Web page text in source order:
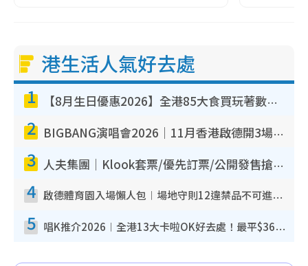
港生活人氣好去處
1 【8月生日優惠2026】全港85大食買玩著數攻略 自助餐/火鍋放題同行免費＋誠品/DONKI送現金券
2 BIGBANG演唱會2026｜11月香港啟德開3場！實名制VIP申請、優先購票攻略
3 人夫集團｜Klook套票/優先訂票/公開發售搶飛攻略！附票價.購票連結.場地座位表
4 啟德體育園入場懶人包︱場地守則12違禁品不可進場准帶細水樽但全場禁樽蓋！應援牌有限制！
5 唱K推介2026︱全港13大卡啦OK好去處！最平$36起 日文K都有！(附地址+收費詳情)